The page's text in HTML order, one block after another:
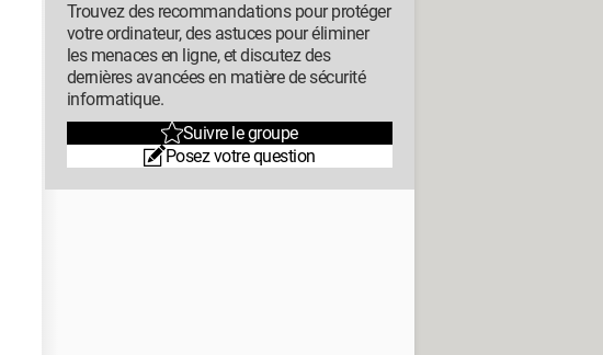
Trouvez des recommandations pour protéger
votre ordinateur, des astuces pour éliminer
les menaces en ligne, et discutez des
dernières avancées en matière de sécurité
informatique.
Suivre le groupe
Posez votre question